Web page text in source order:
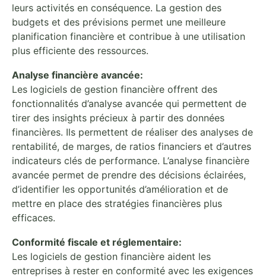
leurs activités en conséquence. La gestion des
budgets et des prévisions permet une meilleure
planification financière et contribue à une utilisation
plus efficiente des ressources.
Analyse financière avancée:
Les logiciels de gestion financière offrent des
fonctionnalités d’analyse avancée qui permettent de
tirer des insights précieux à partir des données
financières. Ils permettent de réaliser des analyses de
rentabilité, de marges, de ratios financiers et d’autres
indicateurs clés de performance. L’analyse financière
avancée permet de prendre des décisions éclairées,
d’identifier les opportunités d’amélioration et de
mettre en place des stratégies financières plus
efficaces.
Conformité fiscale et réglementaire:
Les logiciels de gestion financière aident les
entreprises à rester en conformité avec les exigences